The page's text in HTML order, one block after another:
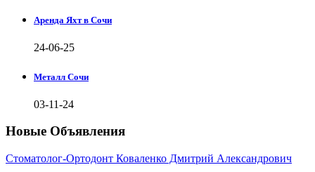
Аренда Яхт в Сочи
24-06-25
Металл Сочи
03-11-24
Новые Объявления
Стоматолог-Ортодонт Коваленко Дмитрий Александрович